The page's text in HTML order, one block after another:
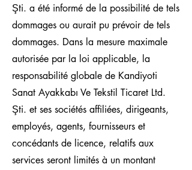
Şti. a été informé de la possibilité de tels
dommages ou aurait pu prévoir de tels
dommages. Dans la mesure maximale
autorisée par la loi applicable, la
responsabilité globale de Kandiyoti
Sanat Ayakkabı Ve Tekstil Ticaret Ltd.
Şti. et ses sociétés affiliées, dirigeants,
employés, agents, fournisseurs et
concédants de licence, relatifs aux
services seront limités à un montant